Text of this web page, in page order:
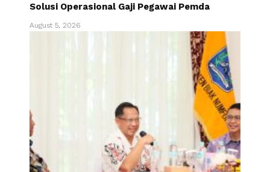
Solusi Operasional Gaji Pegawai Pemda
August 5, 2026